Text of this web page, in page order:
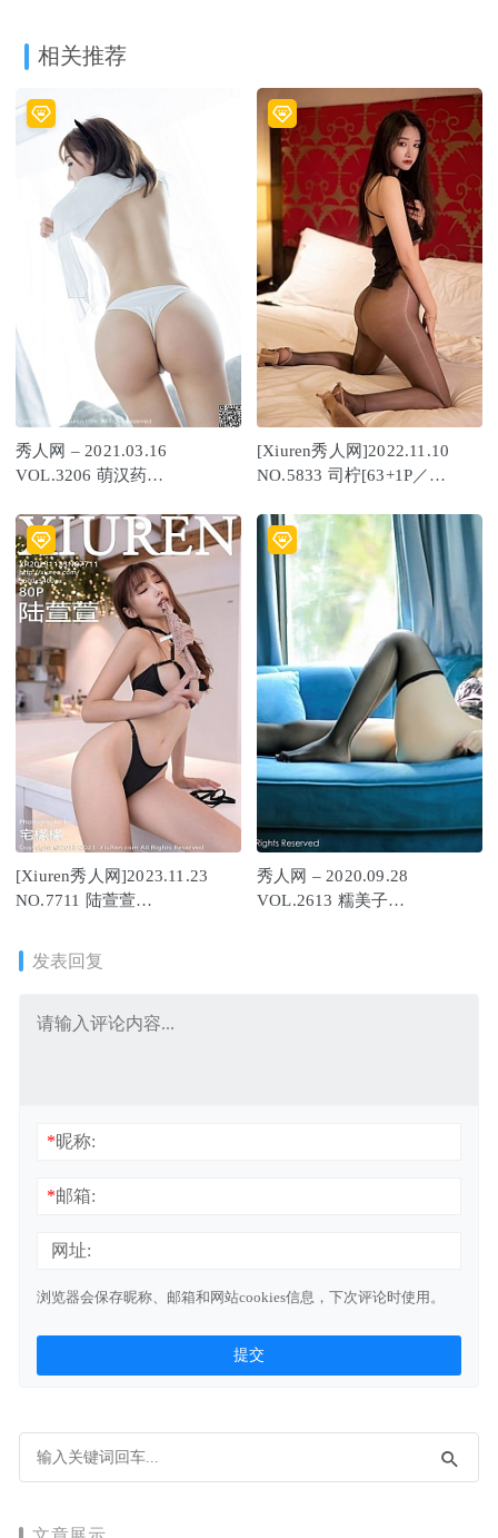
相关推荐
秀人网 – 2021.03.16
VOL.3206 萌汉药
[Xiuren秀人网]2022.11.10
NO.5833 司柠[63+1P／
[Xiuren秀人网]2023.11.23
NO.7711 陆萱萱
秀人网 – 2020.09.28
VOL.2613 糯美子
发表回复
*昵称:
*邮箱:
网址:
浏览器会保存昵称、邮箱和网站cookies信息，下次评论时使用。